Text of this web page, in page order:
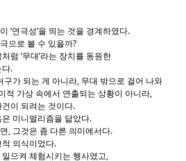
‘연극성’을 띄는 것을 경계하였다.
으로 볼 수 있을까?
럼 ‘무대’라는 장치를 동원한
다.
가 되는 게 아니라, 무대 밖으로 걸어 나와
적 가상 속에서 연출되는 상황이 아니라,
이 되려는 것이다.
미니멀리즘을 닮았다.
, 그것은 좀 다른 의미에서다.
의식이었다.
으켜 체험시키는 행사였고,